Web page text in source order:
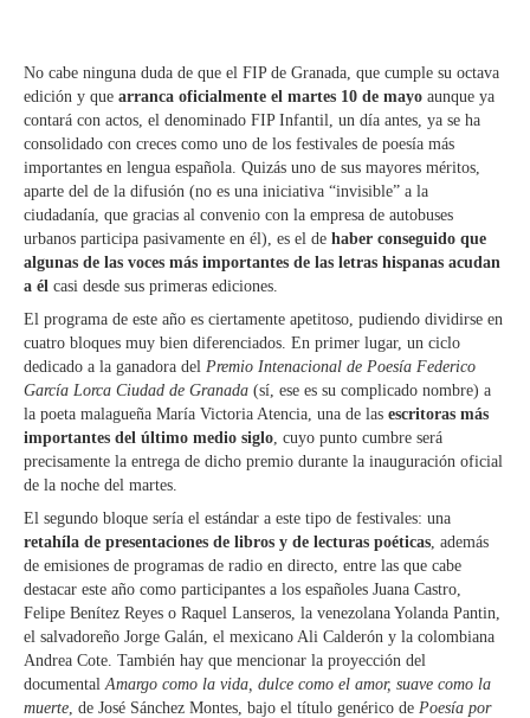
No cabe ninguna duda de que el FIP de Granada, que cumple su octava
edición y que arranca oficialmente el martes 10 de mayo aunque ya
contará con actos, el denominado FIP Infantil, un día antes, ya se ha
consolidado con creces como uno de los festivales de poesía más
importantes en lengua española. Quizás uno de sus mayores méritos,
aparte del de la difusión (no es una iniciativa “invisible” a la
ciudadanía, que gracias al convenio con la empresa de autobuses
urbanos participa pasivamente en él), es el de haber conseguido que
algunas de las voces más importantes de las letras hispanas acudan
a él casi desde sus primeras ediciones.
El programa de este año es ciertamente apetitoso, pudiendo dividirse en
cuatro bloques muy bien diferenciados. En primer lugar, un ciclo
dedicado a la ganadora del Premio Intenacional de Poesía Federico
García Lorca Ciudad de Granada (sí, ese es su complicado nombre) a
la poeta malagueña María Victoria Atencia, una de las escritoras más
importantes del último medio siglo, cuyo punto cumbre será
precisamente la entrega de dicho premio durante la inauguración oficial
de la noche del martes.
El segundo bloque sería el estándar a este tipo de festivales: una
retahíla de presentaciones de libros y de lecturas poéticas, además
de emisiones de programas de radio en directo, entre las que cabe
destacar este año como participantes a los españoles Juana Castro,
Felipe Benítez Reyes o Raquel Lanseros, la venezolana Yolanda Pantin,
el salvadoreño Jorge Galán, el mexicano Ali Calderón y la colombiana
Andrea Cote. También hay que mencionar la proyección del
documentalAmargo como la vida, dulce como el amor, suave como la
muerte, de José Sánchez Montes, bajo el título genérico de Poesía por